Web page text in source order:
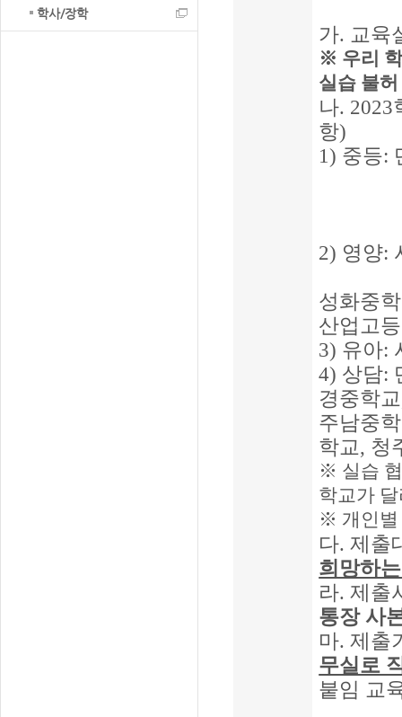
학사/장학
가. 교육
※ 우리
실습 불허
나. 2023
항)
1) 중등:
2) 영양:
성화중
산업고
3) 유아:
4) 상담:
경중학교
주남중
학교, 청
※ 실습
학교가
※ 개인
다.제출
희망하
라.제출
통장 사
마.제출
무실로
붙임 교